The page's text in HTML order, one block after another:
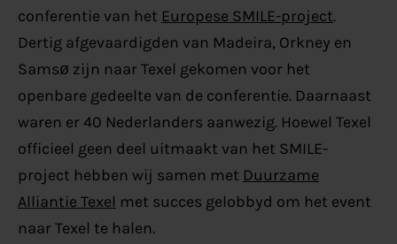
conferentie van het Europese SMILE-project.
Dertig afgevaardigden van Madeira, Orkney en
Samsø zijn naar Texel gekomen voor het
openbare gedeelte van de conferentie. Daarnaast
waren er 40 Nederlanders aanwezig. Hoewel Texel
officieel geen deel uitmaakt van het SMILE-
project hebben wij samen met Duurzame
Alliantie Texel met succes gelobbyd om het event
naar Texel te halen.